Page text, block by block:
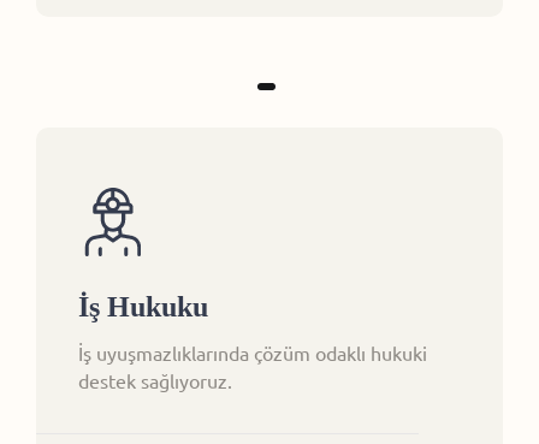
İş Hukuku
İş uyuşmazlıklarında çözüm odaklı hukuki
destek sağlıyoruz.